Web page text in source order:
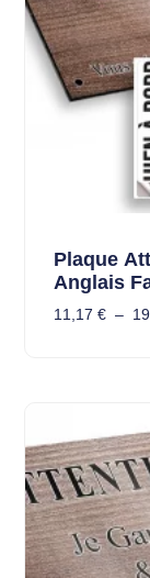
Plaque
Anglais
11,17 € –